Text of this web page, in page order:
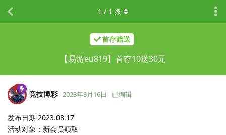
首存赠送
【易游eu819】首存10送30元
1 / 1 条
竞技博彩 2023年8月16日 已编辑
发布日期 2023.08.17
活动对象：新会员领取